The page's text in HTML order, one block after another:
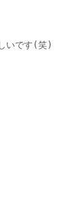
いです(笑)